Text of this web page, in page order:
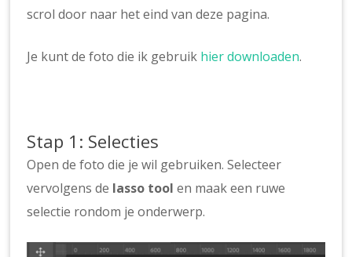
scrol door naar het eind van deze pagina.
Je kunt de foto die ik gebruik hier downloaden.
Stap 1: Selecties
Open de foto die je wil gebruiken. Selecteer
vervolgens de lasso tool en maak een ruwe
selectie rondom je onderwerp.